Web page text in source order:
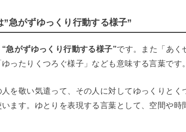
”急がずゆっくり行動する様子”
“急がずゆっくり行動する様子”です。また「あく
ったりくつろぐ様子」なども意味する言葉です。
を敬い気遣って、その人に対してゆっくりとく
ます。ゆとりを表現する言葉として、空間や時